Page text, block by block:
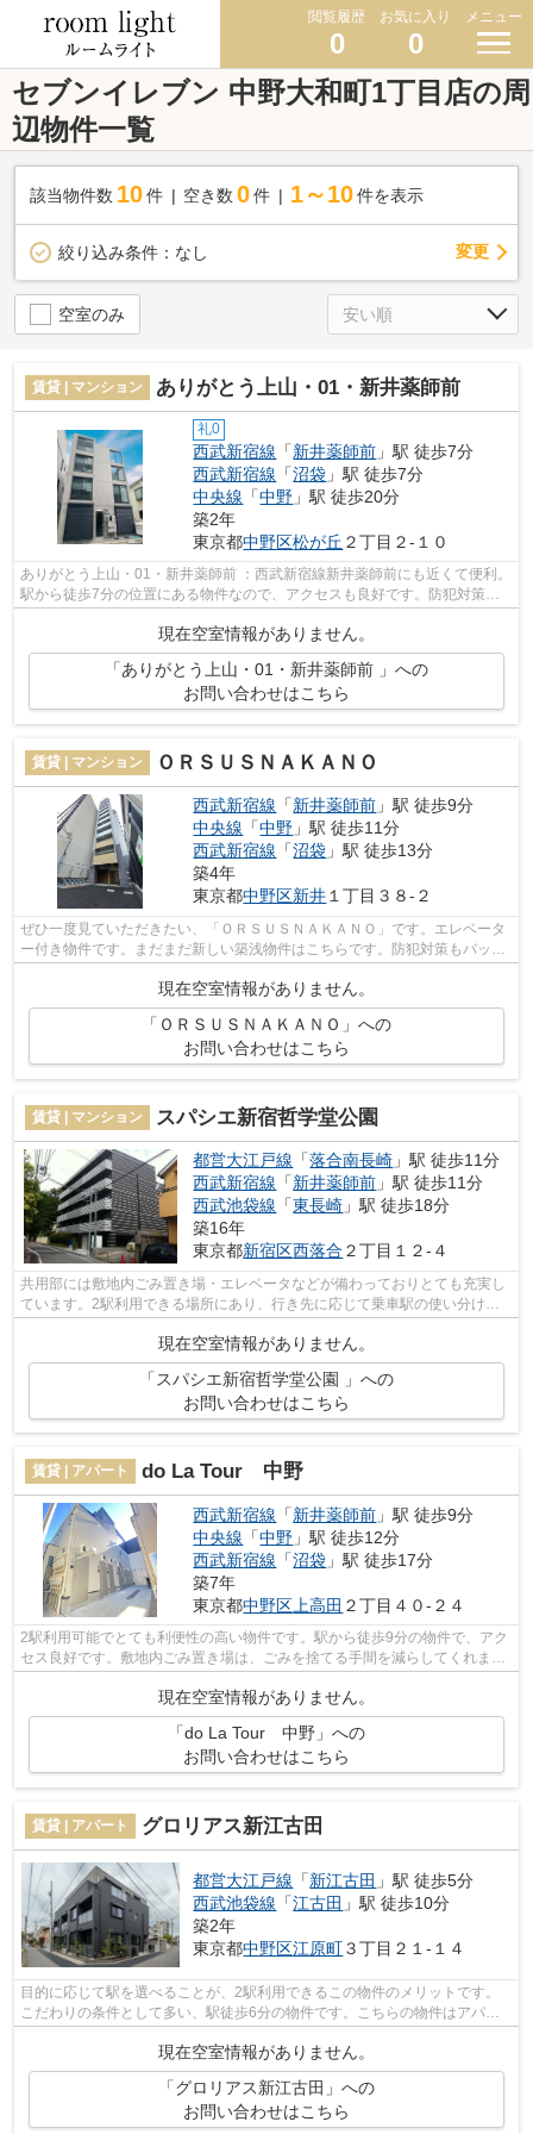
閲覧履歴
0
お気に入り
0
メニュー
セブンイレブン 中野大和町1丁目店の周
辺物件一覧
該当物件数 10件 空き数 0 件 1～10 件を表示
絞り込み条件： なし 変更
空室のみ
賃貸 | マンション ありがとう上山・01・新井薬師前
礼0
西武新宿線 「新井薬師前 」駅 徒歩7分
西武新宿線 「沼袋 」駅 徒歩7分
中央線 「中野 」駅 徒歩20分
築2年
東京都中野区松が丘 ２丁目２-１０
ありがとう上山・01・新井薬師前 ：西武新宿線新井薬師前にも近くて便利。
駅から徒歩7分の位置にある物件なので、アクセスも良好です。防犯対策も
現在空室情報がありません。
「ありがとう上山・01・新井薬師前 」への
お問い合わせはこちら
賃貸 | マンション ＯＲＳＵＳＮＡＫＡＮＯ
西武新宿線 「新井薬師前 」駅 徒歩9分
中央線 「中野 」駅 徒歩11分
西武新宿線 「沼袋 」駅 徒歩13分
築4年
東京都中野区新井１丁目３８-２
ぜひ一度見ていただきたい、「ＯＲＳＵＳＮＡＫＡＮＯ」です。エレベータ
ー付き物件です。まだまだ新しい築浅物件はこちらです。防犯対策もバッチ
現在空室情報がありません。
「ＯＲＳＵＳＮＡＫＡＮＯ」への
お問い合わせはこちら
賃貸 | マンション スパシエ新宿哲学堂公園
都営大江戸線 「落合南長崎 」駅 徒歩11分
西武新宿線 「新井薬師前 」駅 徒歩11分
西武池袋線 「東長崎 」駅 徒歩18分
築16年
東京都新宿区西落合 ２丁目１２-４
共用部には敷地内ごみ置き場・エレベータなどが備わっておりとても充実し
ています。2駅利用できる場所にあり、行き先に応じて乗車駅の使い分けが
できます。ありきたりの物件にはない、...
現在空室情報がありません。
「スパシエ新宿哲学堂公園 」への
お問い合わせはこちら
賃貸 | アパート do La Tour 中野
西武新宿線 「新井薬師前 」駅 徒歩9分
中央線 「中野 」駅 徒歩12分
西武新宿線 「沼袋 」駅 徒歩17分
築7年
東京都中野区 上高田 ２丁目４０-２４
2駅利用可能でとても利便性の高い物件です。駅から徒歩9分の物件で、アク
セス良好です。敷地内ごみ置き場は、ごみを捨てる手間を減らしてくれま
現在空室情報がありません。
「do La Tour 中野」への
お問い合わせはこちら
賃貸 | アパート グロリアス新江古田
都営大江戸線 「新江古田 」駅 徒歩5分
西武池袋線 「江古田 」駅 徒歩10分
築2年
東京都中野区江原町３丁目２１-１４
目的に応じて駅を選べることが、2駅利用できるこの物件のメリットです。
こだわりの条件として多い、駅徒歩6分の物件です。こちらの物件はアパー
現在空室情報がありません。
「グロリアス新江古田」への
お問い合わせはこちら